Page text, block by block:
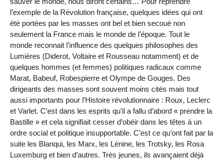
l’exemple de la Révolution française, quelques idées qui ont
été portées par les masses ont bel et bien secoué non
seulement la France mais le monde de l’époque. Tout le
monde reconnait l’influence des quelques philosophes des
Lumières (Diderot, Voltaire et Rousseau notamment) et de
quelques hommes (et femmes) politiques radicaux comme
Marat, Babeuf, Robespierre et Olympe de Gouges. Des
dirigeants des masses sont souvent moins cités mais tout
aussi importants pour l’Histoire révolutionnaire : Roux, Leclerc
et Varlet. C’est dans les esprits qu’il a fallu d’abord « prendre la
Bastille » et cela signifiait cesser d’obéir dans les têtes à un
ordre social et politique insupportable. C’est ce qu’ont fait par la
suite les Blanqui, les Marx, les Lénine, les Trotsky, les Rosa
Luxemburg et bien d’autres. Très jeunes, ils avançaient déjà